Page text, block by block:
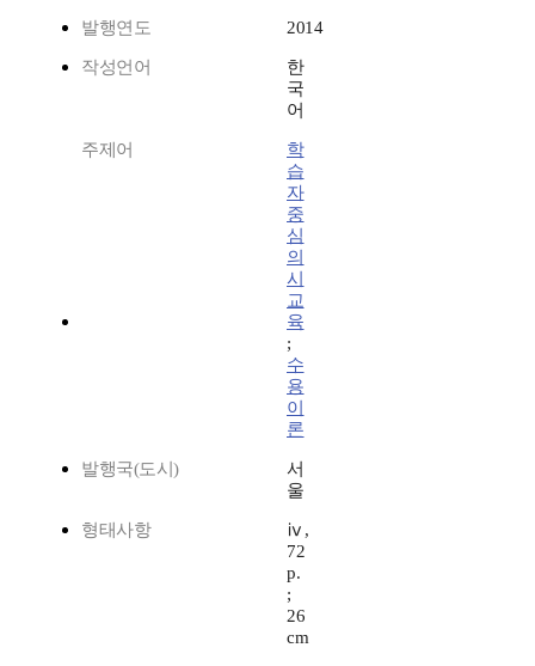
발행연도 2014
작성언어
한
국
어
주제어
학
습
자
중
심
의
시
교
육
;
수
용
이
론
발행국(도시)
서
울
형태사항
ⅳ,
72
p.
;
26
cm